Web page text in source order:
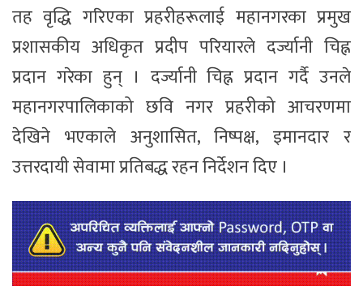
तह वृद्धि गरिएका प्रहरीहरूलाई महानगरका प्रमुख
प्रशासकीय अधिकृत प्रदीप परियारले दर्ज्यानी चिह्न
प्रदान गरेका हुन् । दर्ज्यानी चिह्न प्रदान गर्दै उनले
महानगरपालिकाको छवि नगर प्रहरीको आचरणमा
देखिने भएकाले अनुशासित, निष्पक्ष, इमानदार र
उत्तरदायी सेवामा प्रतिबद्ध रहन निर्देशन दिए ।